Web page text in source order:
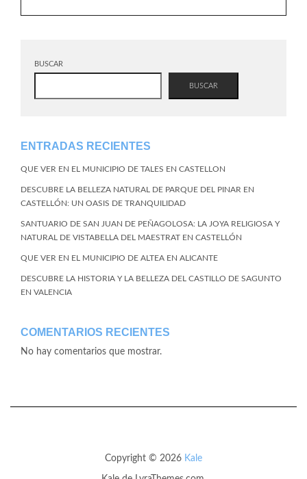
BUSCAR
BUSCAR
ENTRADAS RECIENTES
QUE VER EN EL MUNICIPIO DE TALES EN CASTELLON
DESCUBRE LA BELLEZA NATURAL DE PARQUE DEL PINAR EN
CASTELLÓN: UN OASIS DE TRANQUILIDAD
SANTUARIO DE SAN JUAN DE PEÑAGOLOSA: LA JOYA RELIGIOSA Y
NATURAL DE VISTABELLA DEL MAESTRAT EN CASTELLÓN
QUE VER EN EL MUNICIPIO DE ALTEA EN ALICANTE
DESCUBRE LA HISTORIA Y LA BELLEZA DEL CASTILLO DE SAGUNTO
EN VALENCIA
COMENTARIOS RECIENTES
No hay comentarios que mostrar.
Copyright © 2026 Kale